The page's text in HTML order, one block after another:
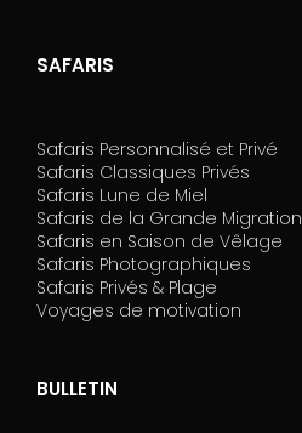
SAFARIS
Safaris Personnalisé et Privé
Safaris Classiques Privés
Safaris Lune de Miel
Safaris de la Grande Migration
Safaris en Saison de Vêlage
Safaris Photographiques
Safaris Privés & Plage
Voyages de motivation
BULLETIN